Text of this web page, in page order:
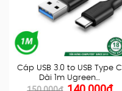
Cáp USB 3.0 to USB Type C
Dài 1m Ugreen…
Giá
Giá